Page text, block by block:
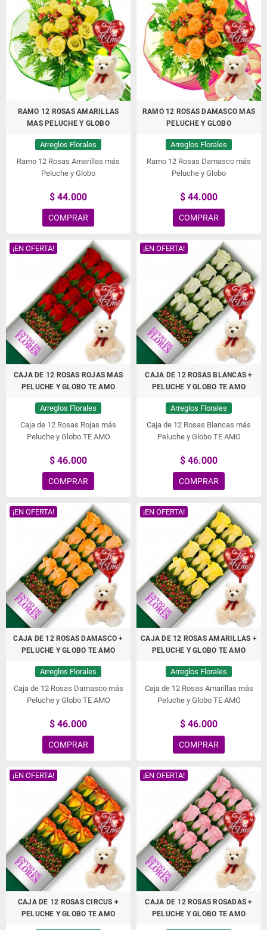
RAMO 12 ROSAS AMARILLAS
MAS PELUCHE Y GLOBO
Arreglos Florales
Ramo 12 Rosas Amarillas más
Peluche y Globo
$ 44.000
COMPRAR
RAMO 12 ROSAS DAMASCO MAS
PELUCHE Y GLOBO
Arreglos Florales
Ramo 12 Rosas Damasco más
Peluche y Globo
$ 44.000
COMPRAR
¡EN OFERTA!
CAJA DE 12 ROSAS ROJAS MAS
PELUCHE Y GLOBO TE AMO
Arreglos Florales
Caja de 12 Rosas Rojas más
Peluche y Globo TE AMO
$ 46.000
COMPRAR
¡EN OFERTA!
CAJA DE 12 ROSAS BLANCAS +
PELUCHE Y GLOBO TE AMO
Arreglos Florales
Caja de 12 Rosas Blancas más
Peluche y Globo TE AMO
$ 46.000
COMPRAR
¡EN OFERTA!
CAJA DE 12 ROSAS DAMASCO +
PELUCHE Y GLOBO TE AMO
Arreglos Florales
Caja de 12 Rosas Damasco más
Peluche y Globo TE AMO
$ 46.000
COMPRAR
¡EN OFERTA!
CAJA DE 12 ROSAS AMARILLAS +
PELUCHE Y GLOBO TE AMO
Arreglos Florales
Caja de 12 Rosas Amarillas más
Peluche y Globo TE AMO
$ 46.000
COMPRAR
¡EN OFERTA!
CAJA DE 12 ROSAS CIRCUS +
PELUCHE Y GLOBO TE AMO
¡EN OFERTA!
CAJA DE 12 ROSAS ROSADAS +
PELUCHE Y GLOBO TE AMO